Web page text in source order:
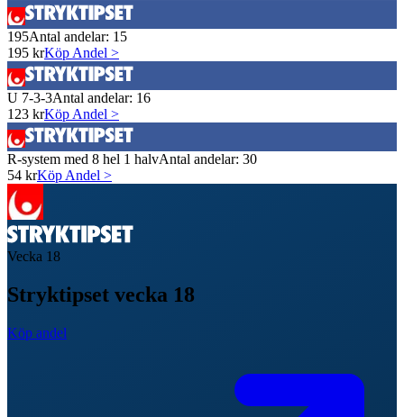
195Antal andelar: 15
195 krKöp Andel >
U 7-3-3Antal andelar: 16
123 krKöp Andel >
R-system med 8 hel 1 halvAntal andelar: 30
54 krKöp Andel >
Vecka 18
Stryktipset vecka 18
Köp andel